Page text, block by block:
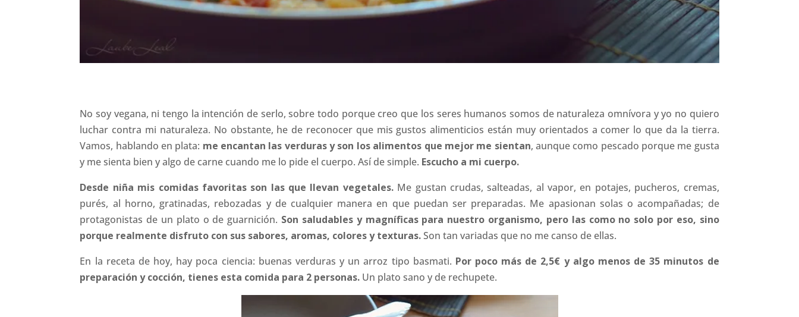
No soy vegana, ni tengo la intención de serlo, sobre todo porque creo que los seres humanos somos de naturaleza omnívora y yo no quiero
luchar contra mi naturaleza. No obstante, he de reconocer que mis gustos alimenticios están muy orientados a comer lo que da la tierra.
Vamos, hablando en plata: me encantan las verduras y son los alimentos que mejor me sientan, aunque como pescado porque me gusta
y me sienta bien y algo de carne cuando me lo pide el cuerpo. Así de simple. Escucho a mi cuerpo.
Desde niña mis comidas favoritas son las que llevan vegetales.Me gustan crudas, salteadas, al vapor, en potajes, pucheros, cremas,
purés, al horno, gratinadas, rebozadas y de cualquier manera en que puedan ser preparadas. Me apasionan solas o acompañadas; de
protagonistas de un plato o de guarnición. Son saludables y magníficas para nuestro organismo, pero las como no solo por eso, sino
porque realmente disfruto con sus sabores, aromas, colores y texturas.Son tan variadas que no me canso de ellas.
En la receta de hoy, hay poca ciencia: buenas verduras y un arroz tipo basmati. Por poco más de 2,5€ y algo menos de 35 minutos de
preparación y cocción, tienes esta comida para 2 personas. Un plato sano y de rechupete.